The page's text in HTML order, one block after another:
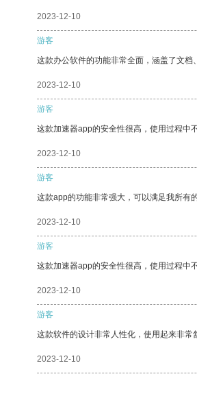
2023-12-10
游客
这款办公软件的功能非常全面，涵盖了文档
2023-12-10
游客
这款加速器app的安全性很高，使用过程中
2023-12-10
游客
这款app的功能非常强大，可以满足我所有
2023-12-10
游客
这款加速器app的安全性很高，使用过程中
2023-12-10
游客
这款软件的设计非常人性化，使用起来非常
2023-12-10